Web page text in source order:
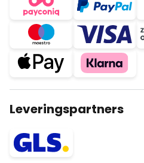
Leveringspartners